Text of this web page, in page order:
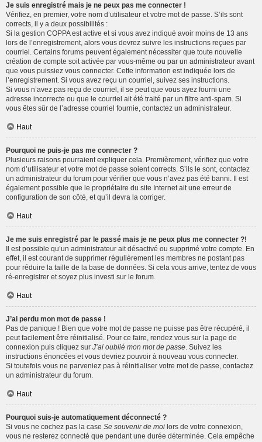
Je suis enregistré mais je ne peux pas me connecter !
Vérifiez, en premier, votre nom d’utilisateur et votre mot de passe. S’ils sont
corrects, il y a deux possibilités :
Si la gestion COPPA est active et si vous avez indiqué avoir moins de 13 ans
lors de l’enregistrement, alors vous devrez suivre les instructions reçues par
courriel. Certains forums peuvent également nécessiter que toute nouvelle
création de compte soit activée par vous-même ou par un administrateur avant
que vous puissiez vous connecter. Cette information est indiquée lors de
l’enregistrement. Si vous avez reçu un courriel, suivez ses instructions.
Si vous n’avez pas reçu de courriel, il se peut que vous ayez fourni une
adresse incorrecte ou que le courriel ait été traité par un filtre anti-spam. Si
vous êtes sûr de l’adresse courriel fournie, contactez un administrateur.
Haut
Pourquoi ne puis-je pas me connecter ?
Plusieurs raisons pourraient expliquer cela. Premièrement, vérifiez que votre
nom d’utilisateur et votre mot de passe soient corrects. S’ils le sont, contactez
un administrateur du forum pour vérifier que vous n’avez pas été banni. Il est
également possible que le propriétaire du site Internet ait une erreur de
configuration de son côté, et qu’il devra la corriger.
Haut
Je me suis enregistré par le passé mais je ne peux plus me connecter ?!
Il est possible qu’un administrateur ait désactivé ou supprimé votre compte. En
effet, il est courant de supprimer régulièrement les membres ne postant pas
pour réduire la taille de la base de données. Si cela vous arrive, tentez de vous
ré-enregistrer et soyez plus investi sur le forum.
Haut
J’ai perdu mon mot de passe !
Pas de panique ! Bien que votre mot de passe ne puisse pas être récupéré, il
peut facilement être réinitialisé. Pour ce faire, rendez vous sur la page de
connexion puis cliquez sur J’ai oublié mon mot de passe . Suivez les
instructions énoncées et vous devriez pouvoir à nouveau vous connecter.
Si toutefois vous ne parveniez pas à réinitialiser votre mot de passe, contactez
un administrateur du forum.
Haut
Pourquoi suis-je automatiquement déconnecté ?
Si vous ne cochez pas la case Se souvenir de moi lors de votre connexion,
vous ne resterez connecté que pendant une durée déterminée. Cela empêche